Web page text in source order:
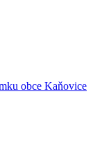
obce Kaňovice